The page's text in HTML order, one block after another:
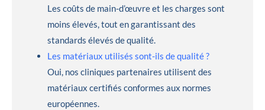
Les coûts de main-d’œuvre et les charges sont
moins élevés, tout en garantissant des
standards élevés de qualité.
Les matériaux utilisés sont-ils de qualité ?
Oui, nos cliniques partenaires utilisent des
matériaux certifiés conformes aux normes
européennes.